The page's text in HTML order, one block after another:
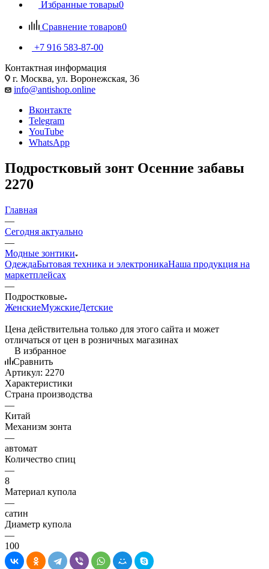
Избранные товары0
Сравнение товаров0
+7 916 583-87-00
Контактная информация
г. Москва, ул. Воронежская, 36
info@antishop.online
Вконтакте
Telegram
YouTube
WhatsApp
Подростковый зонт Осенние забавы
2270
Главная
—
Сегодня актуально
—
Модные зонтики
ОдеждаБытовая техника и электроникаНаша продукция на
маркетплейсах
—
Подростковые
ЖенскиеМужскиеДетские
Цена действительна только для этого сайта и может
отличаться от цен в розничных магазинах
В избранное
Сравнить
Артикул: 2270
Характеристики
Страна производства
—
Китай
Механизм зонта
—
автомат
Количество спиц
—
8
Материал купола
—
сатин
Диаметр купола
—
100